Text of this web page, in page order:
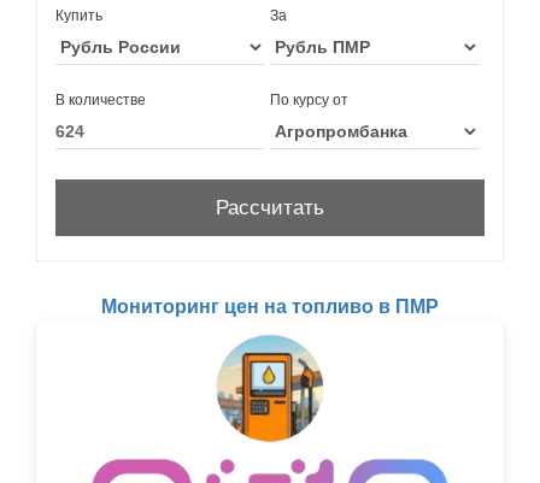
Купить За
В количестве По курсу от
Мониторинг цен на топливо в ПМР